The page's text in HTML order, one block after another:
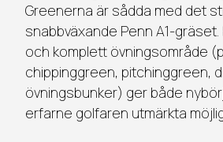
Greenerna är sådda med det
snabbväxande Penn A1-
och komplett övningsområde
chippinggreen, pitchinggreen,
övningsbunker) ger både
erfarne golfaren utmärkta